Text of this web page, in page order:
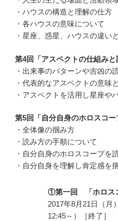
・ハウスの構造と理解の仕方
・各ハウスの意味について
・星座、惑星、ハウスの違い
第4回「アスペクトの仕組みと
・出来事のパターンや吉凶の
・代表的なアスペクトの意味
・アスペクトを活用し星座や
第5回「自分自身のホロスコー
・全体像の掴み方
・読み方の手順について
・自分自身のホロスコープを
・自分自身を理解し肯定感を
①第一回 「ホロス
2017年8月21日（
12:45～）［終了］